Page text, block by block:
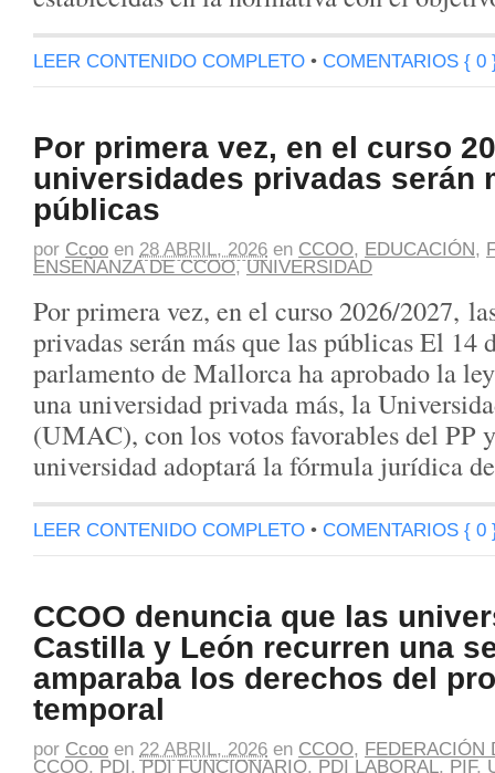
LEER CONTENIDO COMPLETO • COMENTARIOS { 0
Por primera vez, en el curso
universidades privadas serán
públicas
por Ccoo en 28 ABRIL, 2026 en CCOO, EDUCACIÓN,
ENSEÑANZA DE CCOO,UNIVERSIDAD
Por primera vez, en el curso 2026/2027,
privadas serán más que las públicas El 14
parlamento de Mallorca ha aprobado la
una universidad privada más, la
(UMAC), con los votos favorables del PP
universidad adoptará la fórmula jurídica
LEER CONTENIDO COMPLETO • COMENTARIOS { 0
CCOO denuncia que las
Castilla y León recurren una
amparaba los derechos del
temporal
por Ccoo en 22 ABRIL, 2026 en CCOO, FEDERACIÓN
CCOO, PDI,PDI FUNCIONARIO, PDI LABORAL, PIF,